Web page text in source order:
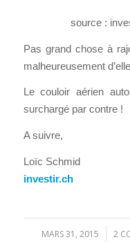
source :
Pas grand chose à
malheureusement
Le couloir aérien
surchargé par contre !
A suivre,
Loïc Schmid
investir.ch
MARS 31, 2015
/ 2